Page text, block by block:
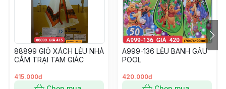
88899 GIỎ XÁCH LỀU NHÀ
CẮM TRẠI TAM GIÁC
415.000đ
A999-136 LỀU BANH GẤU
POOL
420.000đ